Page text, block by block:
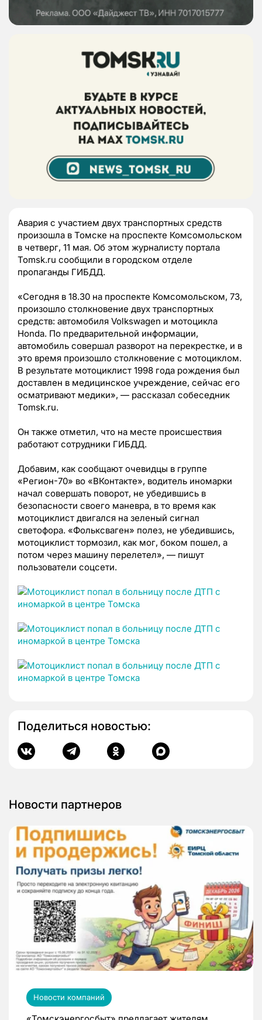
Авария с участием двух транспортных средств
произошла в Томске на проспекте Комсомольском
в четверг, 11 мая. Об этом журналисту портала
Tomsk.ru сообщили в городском отделе
пропаганды ГИБДД.
«Сегодня в 18.30 на проспекте Комсомольском, 73,
произошло столкновение двух транспортных
средств: автомобиля Volkswagen и мотоцикла
Honda. По предварительной информации,
автомобиль совершал разворот на перекрестке, и в
это время произошло столкновение с мотоциклом.
В результате мотоциклист 1998 года рождения был
доставлен в медицинское учреждение, сейчас его
осматривают медики», — рассказал собеседник
Tomsk.ru.
Он также отметил, что на месте происшествия
работают сотрудники ГИБДД.
Добавим, как сообщают очевидцы в группе
«Регион-70» во «ВКонтакте», водитель иномарки
начал совершать поворот, не убедившись в
безопасности своего маневра, в то время как
мотоциклист двигался на зеленый сигнал
светофора. «Фольксваген» полез, не убедившись,
мотоциклист тормозил, как мог, боком пошел, а
потом через машину перелетел», — пишут
пользователи соцсети.
Поделиться новостью:
Новости партнеров
Новости компаний